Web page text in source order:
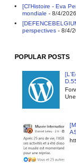
[Cl'Histoire - Eva
mondiale - 8/4/2026
perspectives- 8/4/
POPULAR POSTS